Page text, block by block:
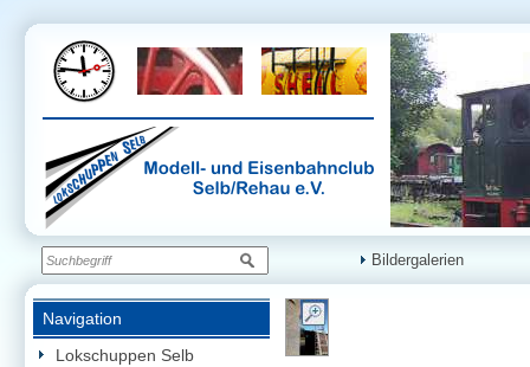
Bildergalerien
Navigation
Lokschuppen Selb